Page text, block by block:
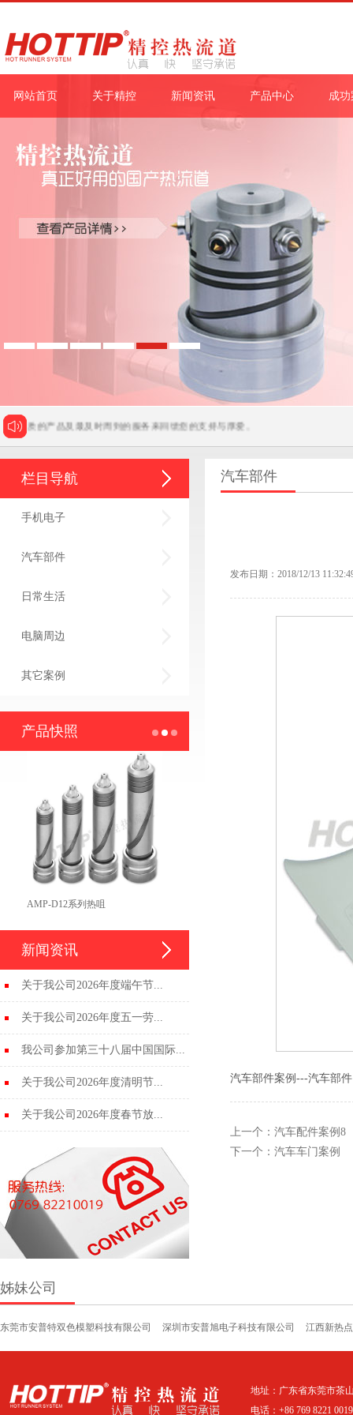
网站首页 关于精控 新闻资讯 产品中心 成
质的产品及最及时周到的服务来回馈您的支持与厚爱。
栏目导航
手机电子
汽车部件
日常生活
电脑周边
其它案例
产品快照
AMP-D12系列热咀
新闻资讯
关于我公司2026年度端午节...
关于我公司2026年度五一劳...
我公司参加第三十八届中国国际...
关于我公司2026年度清明节...
关于我公司2026年度春节放...
汽车部件
发布日期：2018/12/13
汽车部件案例---汽车部件
上一个： 汽车配件案例8
下一个： 汽车车门案例
姊妹公司
东莞市安普特双色模塑科技有限公司 深圳市安普旭电子科技有限公司 江西新热
地址：广东省东莞市茶
电话：+86 769 8221